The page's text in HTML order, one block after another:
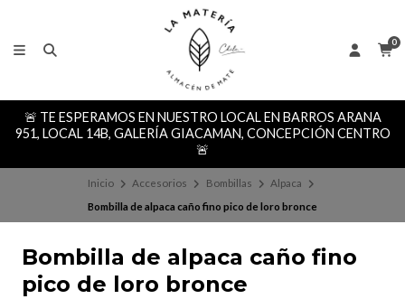
0
🚨 TE ESPERAMOS EN NUESTRO LOCAL EN BARROS ARANA
951, LOCAL 14B, GALERÍA GIACAMAN, CONCEPCIÓN CENTRO
🚨
Inicio Accesorios Bombillas
Alpaca
Bombilla de alpaca caño fino pico de loro bronce
Bombilla de alpaca caño fino
pico de loro bronce